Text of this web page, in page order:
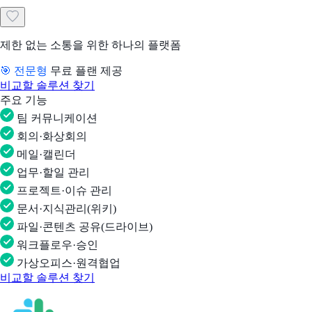
제한 없는 소통을 위한 하나의 플랫폼
🎯 전문형 무료 플랜 제공
비교할 솔루션 찾기
주요 기능
팀 커뮤니케이션
회의·화상회의
메일·캘린더
업무·할일 관리
프로젝트·이슈 관리
문서·지식관리(위키)
파일·콘텐츠 공유(드라이브)
워크플로우·승인
가상오피스·원격협업
비교할 솔루션 찾기